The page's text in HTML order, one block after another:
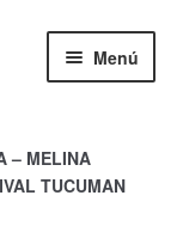
Menú
– MELINA
TUCUMAN